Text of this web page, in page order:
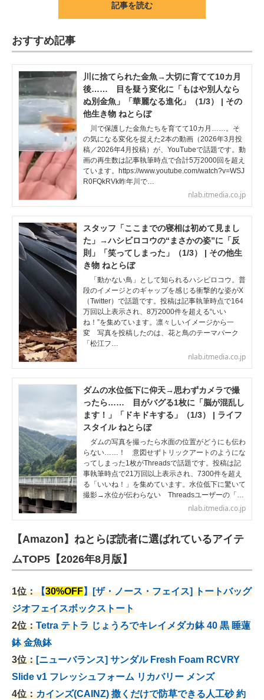
記事を読む
おすすめ記事
川に捨てられた金魚→大切に育てて10カ月
後…… 目を疑う変化に「もはや別人なら
ぬ別金魚」「華麗なる進化」（1/3） | その
他生き物 ねとらぼ
川で保護した金魚たちを育てて10カ月……。そ
の気になる変化を捉えた2本の動画（2026年3月投
稿／2026年4月投稿）が、YouTubeで話題です。動
画の再生数は記事執筆時点で合計5万2000回を超え
ています。https://www.youtube.com/watch?v=WSJ
R0FQkRVk昨年川で…
nlab.itmedia.co.jp
スタッフ「ここまでの寝相は初めて見まし
た」→ハシビロコウの“まさかの姿”に「反
則」「笑ってしまった」（1/3） | その他生
き物 ねとらぼ
「動かない鳥」として知られるハシビロコウ。普
段のイメージとのギャップを感じる衝撃的な姿がX
（Twitter）で話題です。投稿は記事執筆時点で164
万回以上表示され、8万2000件を超える“いい
ね！”を集めています。凛々しいイメージから一
変 写真を投稿したのは、花と鳥のテーマパーク
「松江フ…
nlab.itmedia.co.jp
ダムの水位低下に仰天→思わずカメラで撮
ったら…… 目がバグる1枚に「脳が混乱し
ます！」「ドキドキする」（1/3） | ライフ
スタイル ねとらぼ
ダムの写真を撮ったら水面の位置がどうにも伝わ
らない……！ 意図せずトリックアートのようにな
ってしまった1枚がThreadsで話題です。投稿は記
事執筆時点で21万回以上表示され、7300件を超え
る「いいね！」を集めています。水位低下に驚いて
撮影→水位が伝わらない Threadsユーザーの「…
nlab.itmedia.co.jp
【Amazon】ねとらぼ読者に選ばれているアイテ
ムTOP5【2026年8月版】
1位：【30%OFF】[ザ・ノース・フェイス] トートバッグ
ジオフェイスボックストート
2位：Tetra テトラ じょうろでキレイメダカ鉢 40 黒 睡蓮
鉢 金魚鉢
3位：[ニューバランス] サンダル Fresh Foam RCVRY
Slide v1 フレッシュフォーム リカバリー メンズ
4位：カインズ(CAINZ) 撒くだけで防草できる人工砂 約